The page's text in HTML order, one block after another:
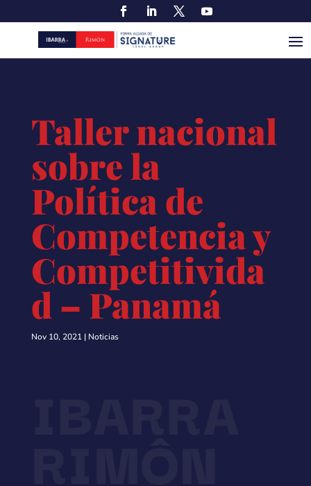
Taller nacional
sobre la
Política de
Competencia y
Competitivida
d – Panamá
Nov 10, 2021| Noticias